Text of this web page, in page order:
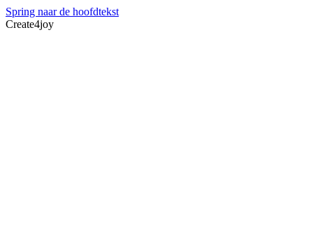
Spring naar de hoofdtekst
Create4joy